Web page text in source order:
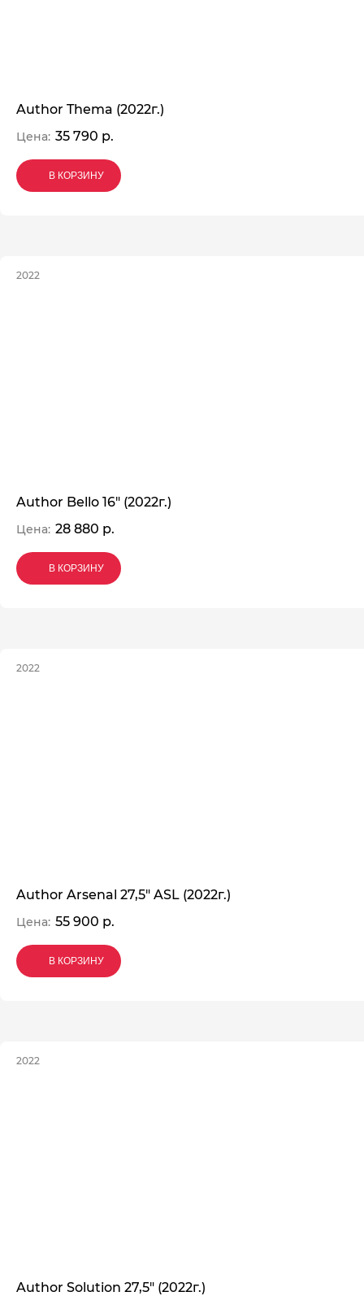
Author Thema (2022г.)
Цена: 35 790 р.
В КОРЗИНУ
В КОРЗИНУ
В КОРЗИНУ
2022
Author Bello 16" (2022г.)
Цена: 28 880 р.
В КОРЗИНУ
В КОРЗИНУ
В КОРЗИНУ
2022
Author Arsenal 27,5" ASL (2022г.)
Цена: 55 900 р.
В КОРЗИНУ
В КОРЗИНУ
В КОРЗИНУ
2022
Author Solution 27,5" (2022г.)